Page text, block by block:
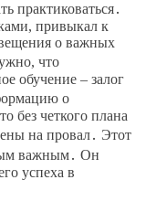
практиковаться․
привыкал к
о важных
что
обучение – залог
о
без четкого плана
на провал․ Этот
важным․ Он
успеха в